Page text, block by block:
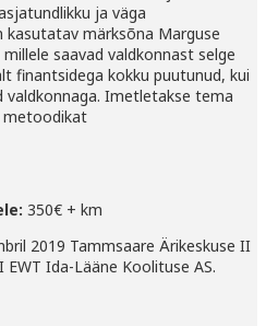
ja väga
märksõna Marguse
saavad valdkonnast selge
finantsidega kokku puutunud, kui
valdkonnaga. Imetletakse tema
metoodikat
350€ + km
2019 Tammsaare Ärikeskuse II
Ida-Lääne Koolituse AS.